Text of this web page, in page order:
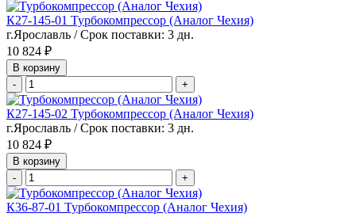
К27-145-01 Турбокомпрессор (Аналог Чехия)
г.Ярославль / Срок поставки: 3 дн.
10 824 ₽
В корзину
-
+
К27-145-02 Турбокомпрессор (Аналог Чехия)
г.Ярославль / Срок поставки: 3 дн.
10 824 ₽
В корзину
-
+
К36-87-01 Турбокомпрессор (Аналог Чехия)